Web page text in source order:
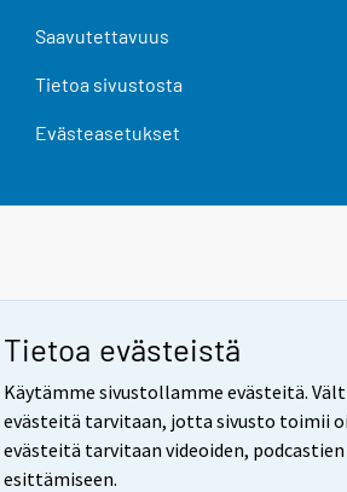
Tietoa evästeistä
Käytämme sivustollamme evästeitä.
evästeitä tarvitaan, jotta sivusto toimii
evästeitä tarvitaan videoiden,
esittämiseen.
Saavutettavuus
Tietoa sivustosta
Evästeasetukset